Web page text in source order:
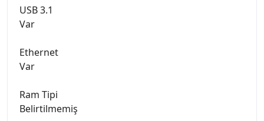
USB 3.1
Var
Ethernet
Var
Ram Tipi
Belirtilmemiş